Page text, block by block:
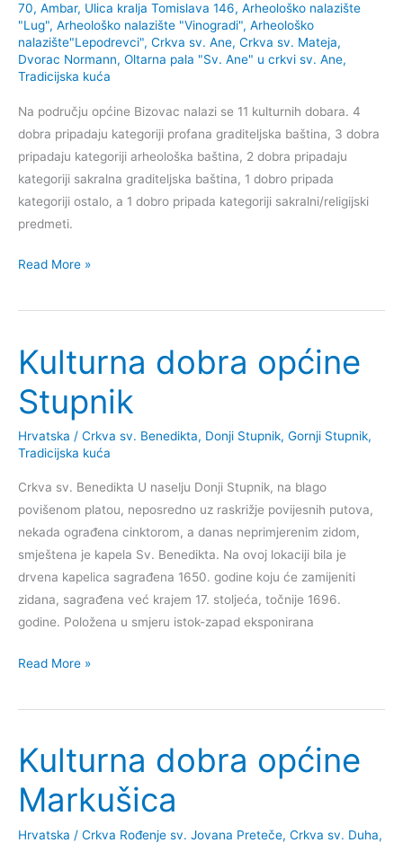
70, Ambar, Ulica kralja Tomislava 146, Arheološko nalazište
"Lug", Arheološko nalazište "Vinogradi", Arheološko
nalazište"Lepodrevci", Crkva sv. Ane, Crkva sv. Mateja,
Dvorac Normann, Oltarna pala "Sv. Ane" u crkvi sv. Ane,
Tradicijska kuća
Na području općine Bizovac nalazi se 11 kulturnih dobara. 4
dobra pripadaju kategoriji profana graditeljska baština, 3 dobra
pripadaju kategoriji arheološka baština, 2 dobra pripadaju
kategoriji sakralna graditeljska baština, 1 dobro pripada
kategoriji ostalo, a 1 dobro pripada kategoriji sakralni/religijski
predmeti.
Kulturna
općine
Read More »
Kulturna dobra općine
Stupnik
Hrvatska / Crkva sv. Benedikta, Donji Stupnik, Gornji Stupnik,
Tradicijska kuća
Crkva sv. Benedikta U naselju Donji Stupnik, na blago
povišenom platou, neposredno uz raskrižje povijesnih putova,
nekada ograđena cinktorom, a danas neprimjerenim zidom,
smještena je kapela Sv. Benedikta. Na ovoj lokaciji bila je
drvena kapelica sagrađena 1650. godine koju će zamijeniti
zidana, sagrađena već krajem 17. stoljeća, točnije 1696.
godine. Položena u smjeru istok-zapad eksponirana
Kulturna
općine
Read More »
Kulturna dobra općine
Markušica
Hrvatska / Crkva Rođenje sv. Jovana Preteče, Crkva sv. Duha,